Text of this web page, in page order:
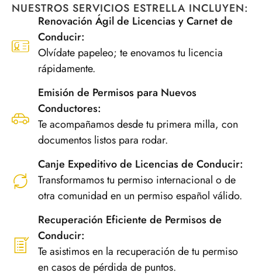
NUESTROS SERVICIOS ESTRELLA INCLUYEN:
Renovación Ágil de Licencias y Carnet de
Conducir:
Olvídate papeleo; te enovamos tu licencia
rápidamente.
Emisión de Permisos para Nuevos
Conductores:
Te acompañamos desde tu primera milla, con
documentos listos para rodar.
Canje Expeditivo de Licencias de Conducir:
Transformamos tu permiso internacional o de
otra comunidad en un permiso español válido.
Recuperación Eficiente de Permisos de
Conducir:
Te asistimos en la recuperación de tu permiso
en casos de pérdida de puntos.